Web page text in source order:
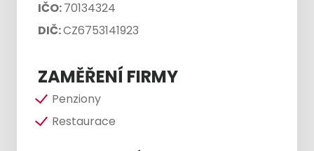
IČO:70134324
DIČ:CZ6753141923
ZAMĚŘENÍ FIRMY
Penziony
Restaurace